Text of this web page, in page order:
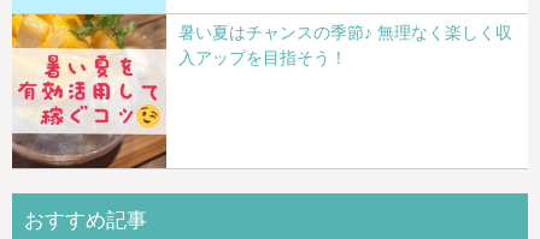
暑い夏はチャンスの季節♪ 無理なく楽しく収
入アップを目指そう！
おすすめ記事